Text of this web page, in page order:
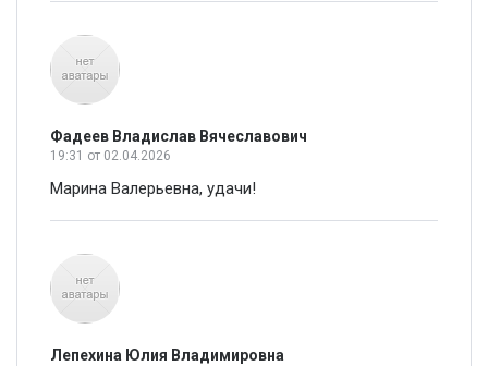
Фадеев Владислав Вячеславович
19:31 от 02.04.2026
Марина Валерьевна, удачи!
Лепехина Юлия Владимировна